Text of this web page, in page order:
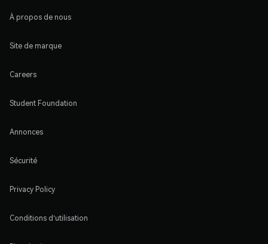
À propos de nous
Site de marque
Careers
Student Foundation
Annonces
Sécurité
Privacy Policy
Conditions d'utilisation